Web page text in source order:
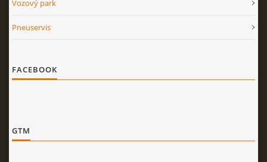
Vozový park
Pneuservis
FACEBOOK
GTM